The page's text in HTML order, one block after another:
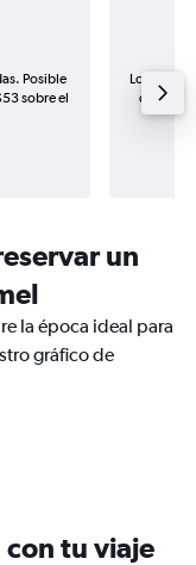
Posible
sobre el
Los
de
un
la época ideal para
gráfico de
tu viaje